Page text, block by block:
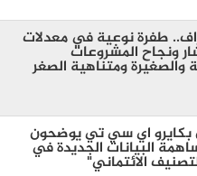
طفرة نوعية في معدلات
ونجاح المشروعات
والصغيرة ومتناهية الصغر
بكايرو اي سي تي يوضحون
البيانات الجديدة في
الائتماني"